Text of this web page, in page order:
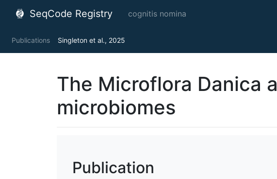
SeqCode Registry cognitis nomina
Publications Singleton et al., 2025
The Microflora Danica
microbiomes
Publication